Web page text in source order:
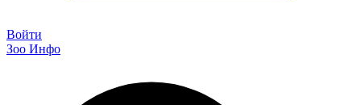
Войти
Зоо Инфо